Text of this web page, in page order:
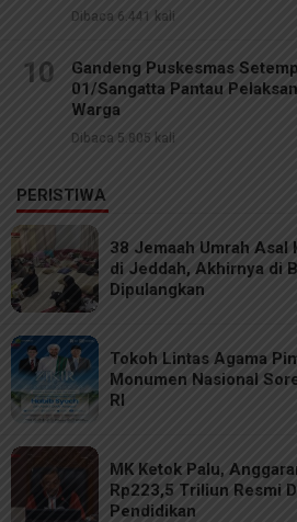
Dibaca 6.441 kali
10
Gandeng Puskesmas
01/Sangatta Pantau
Warga
Dibaca 5.805 kali
PERISTIWA
38 Jemaah Umrah Asal
di Jeddah, Akhirnya di
Dipulangkan
Tokoh Lintas Agama
Monumen Nasional
RI
MK Ketok Palu,
Rp223,5 Triliun Resmi
Pendidikan